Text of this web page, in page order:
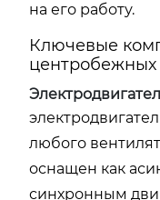
на его работу.
Ключевые
центробежных
любого
оснащен как
синхронным